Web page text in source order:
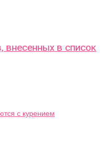
внесенных в список